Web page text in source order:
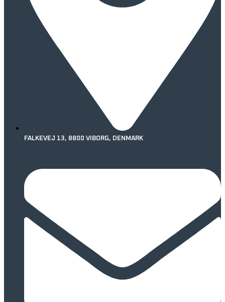
FALKEVEJ 13, 8800 VIBORG, DENMARK